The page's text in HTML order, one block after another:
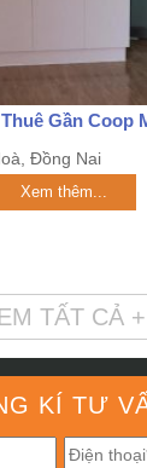
Gần Coop
Đồng Nai
Xem thêm...
TẤT CẢ +
KÍ TƯ